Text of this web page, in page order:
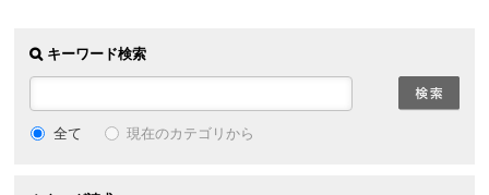
キーワード検索
全て 現在のカテゴリから